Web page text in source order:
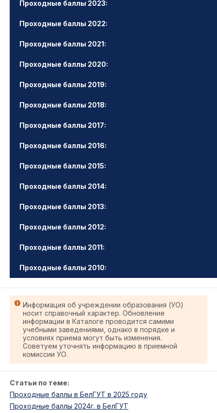
Проходные баллы 2023:
Проходные баллы 2022:
Проходные баллы 2021:
Проходные баллы 2020:
Проходные баллы 2019:
Проходные баллы 2018:
Проходные баллы 2017:
Проходные баллы 2016:
Проходные баллы 2015:
Проходные баллы 2014:
Проходные баллы 2013:
Проходные баллы 2012:
Проходные баллы 2011:
Проходные баллы 2010:
Информация об учреждении образования (УО)
носит справочный характер. Обновление
информации в Каталоге проводится самими
учебными заведениями, однако в порядке и
условиях приема могут быть изменения.
Советуем уточнять информацию в приемной
комиссии УО.
Статьи по теме:
Проходные баллы в БелГУТ в 2025 году
Проходные баллы 2024г. в БелГУТ